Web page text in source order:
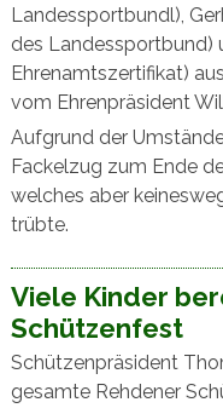
Landessportbundl),
des Landessportbund)
Ehrenamtszertifikat)
vom Ehrenpräsident
Aufgrund der
Fackelzug zum Ende
welches aber
trübte.
Viele Kinder
Schützenfest
Schützenpräsident
gesamte Rehdener